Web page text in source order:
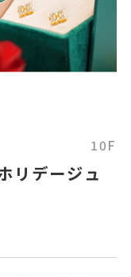
10F
リデージュ